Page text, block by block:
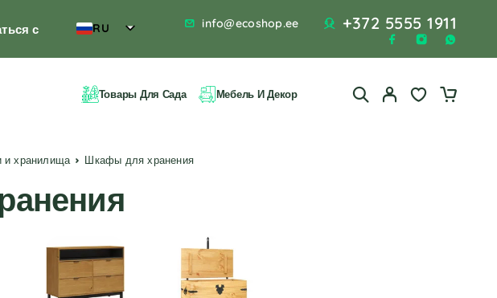
с RU info@ecoshop.ee +372 5555 1911
Товары Для Сада Мебель И Декор
и хранилища Шкафы для хранения